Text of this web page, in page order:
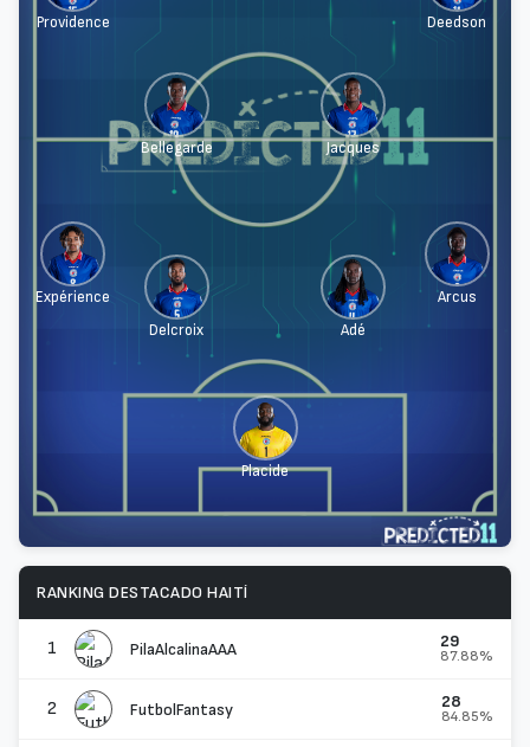
Delcroix
Providence
Bellegarde
Placide
Adé
Expérience Arcus
Jacques
Deedson
RANKING DESTACADO HAITÍ
1 PilaAlcalinaAAA 29
87.88%
2 FutbolFantasy 28
84.85%